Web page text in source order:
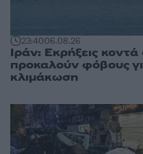
23:4006.08.26
Ιράν: Εκρήξεις
προκαλούν φόβους
κλιμάκωση